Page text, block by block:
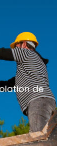
de